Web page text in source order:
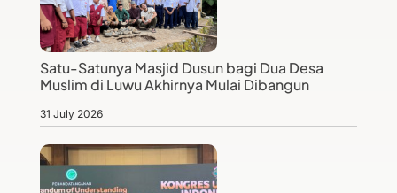
Satu-Satunya Masjid Dusun bagi Dua Desa
Muslim di Luwu Akhirnya Mulai Dibangun
31 July 2026